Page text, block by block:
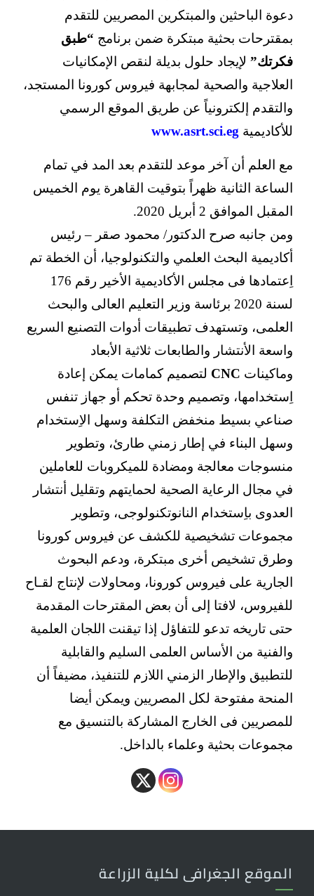
دعوة الباحثين والمبتكرين المصريين للتقدم
بمقترحات بحثية مبتكرة ضمن برنامج “طبق
فكرتك” لإيجاد حلول بديلة لنقص الإمكانيات
العلاجية والصحية لمجابهة فيروس كورونا المستجد،
والتقدم إلكترونياً عن طريق الموقع الرسمي
للأكاديمية www.asrt.sci.eg
مع العلم أن آخر موعد للتقدم بعد المد في تمام
الساعة الثانية ظهراً بتوقيت القاهرة يوم الخميس
المقبل الموافق 2 أبريل 2020.
ومن جانبه صرح الدكتور/ محمود صقر – رئيس
أكاديمية البحث العلمي والتكنولوجيا، أن الخطة تم
اِعتمادها فى مجلس الأكاديمية الأخير رقم 176
لسنة 2020 برئاسة وزير التعليم العالى والبحث
العلمى، وتستهدف تطبيقات أدوات التصنيع السريع
واسعة الأنتشار والطابعات ثلاثية الأبعاد
وماكينات CNC لتصميم كمامات يمكن إعادة
اِستخدامها، وتصميم وحدة تحكم أو جهاز تنفس
صناعي بسيط منخفض التكلفة وسهل الاِستخدام
وسهل البناء في إطار زمني طارئ، وتطوير
منسوجات معالجة ومضادة للميكروبات للعاملين
في مجال الرعاية الصحية لحمايتهم وتقليل أنتشار
العدوى باِستخدام النانوتكنولوجى، وتطوير
مجموعات تشخيصية للكشف عن فيروس كورونا
وطرق تشخيص أخرى مبتكرة، ودعم البحوث
الجارية على فيروس كورونا، ومحاولات لإنتاج لقـاح
للفيروس، لافتا إلى أن بعض المقترحات المقدمة
حتى تاريخه تدعو للتفاؤل إذا تيقنت اللجان العلمية
والفنية من الأساس العلمى السليم والقابلية
للتطبيق والإطار الزمني اللازم للتنفيذ، مضيفاً أن
المنحة مفتوحة لكل المصريين ويمكن أيضا
للمصريين فى الخارج المشاركة بالتنسيق مع
مجموعات بحثية وعلماء بالداخل.
الموقع الجغرافى لكلية الزراعة